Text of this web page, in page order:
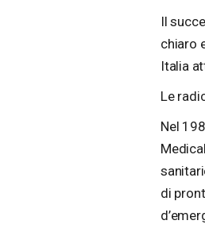
Il
chiaro
Italia
Le
Nel
di